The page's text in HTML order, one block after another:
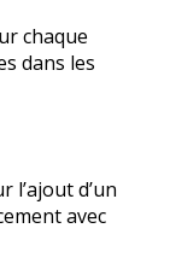
chaque
dans les
l’ajout d’un
avec